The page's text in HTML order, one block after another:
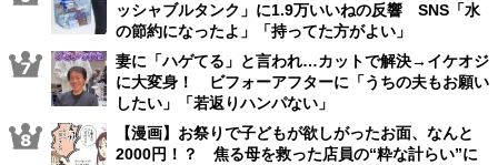
ッシャブルタンク」に1.9万いいねの反響 SNS「水
の節約になったよ」「持ってた方がよい」
妻に「ハゲてる」と言われ…カットで解決→イケオジ
に大変身！ ビフォーアフターに「うちの夫もお願い
したい」「若返りハンパない」
【漫画】お祭りで子どもが欲しがったお面、なんと
2000円！？ 焦る母を救った店員の“粋な計らい”に